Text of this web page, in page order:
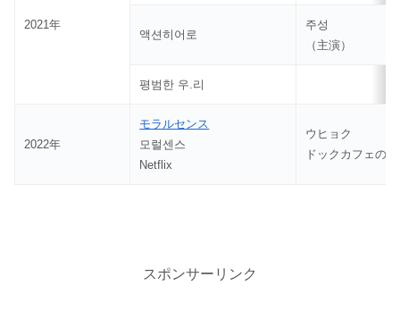
2021年
액션히어로
주성
（主演）
평범한 우.리
2022年
モラルセンス
모럴센스
Netflix
ウヒョク
ドックカフェの
スポンサーリンク